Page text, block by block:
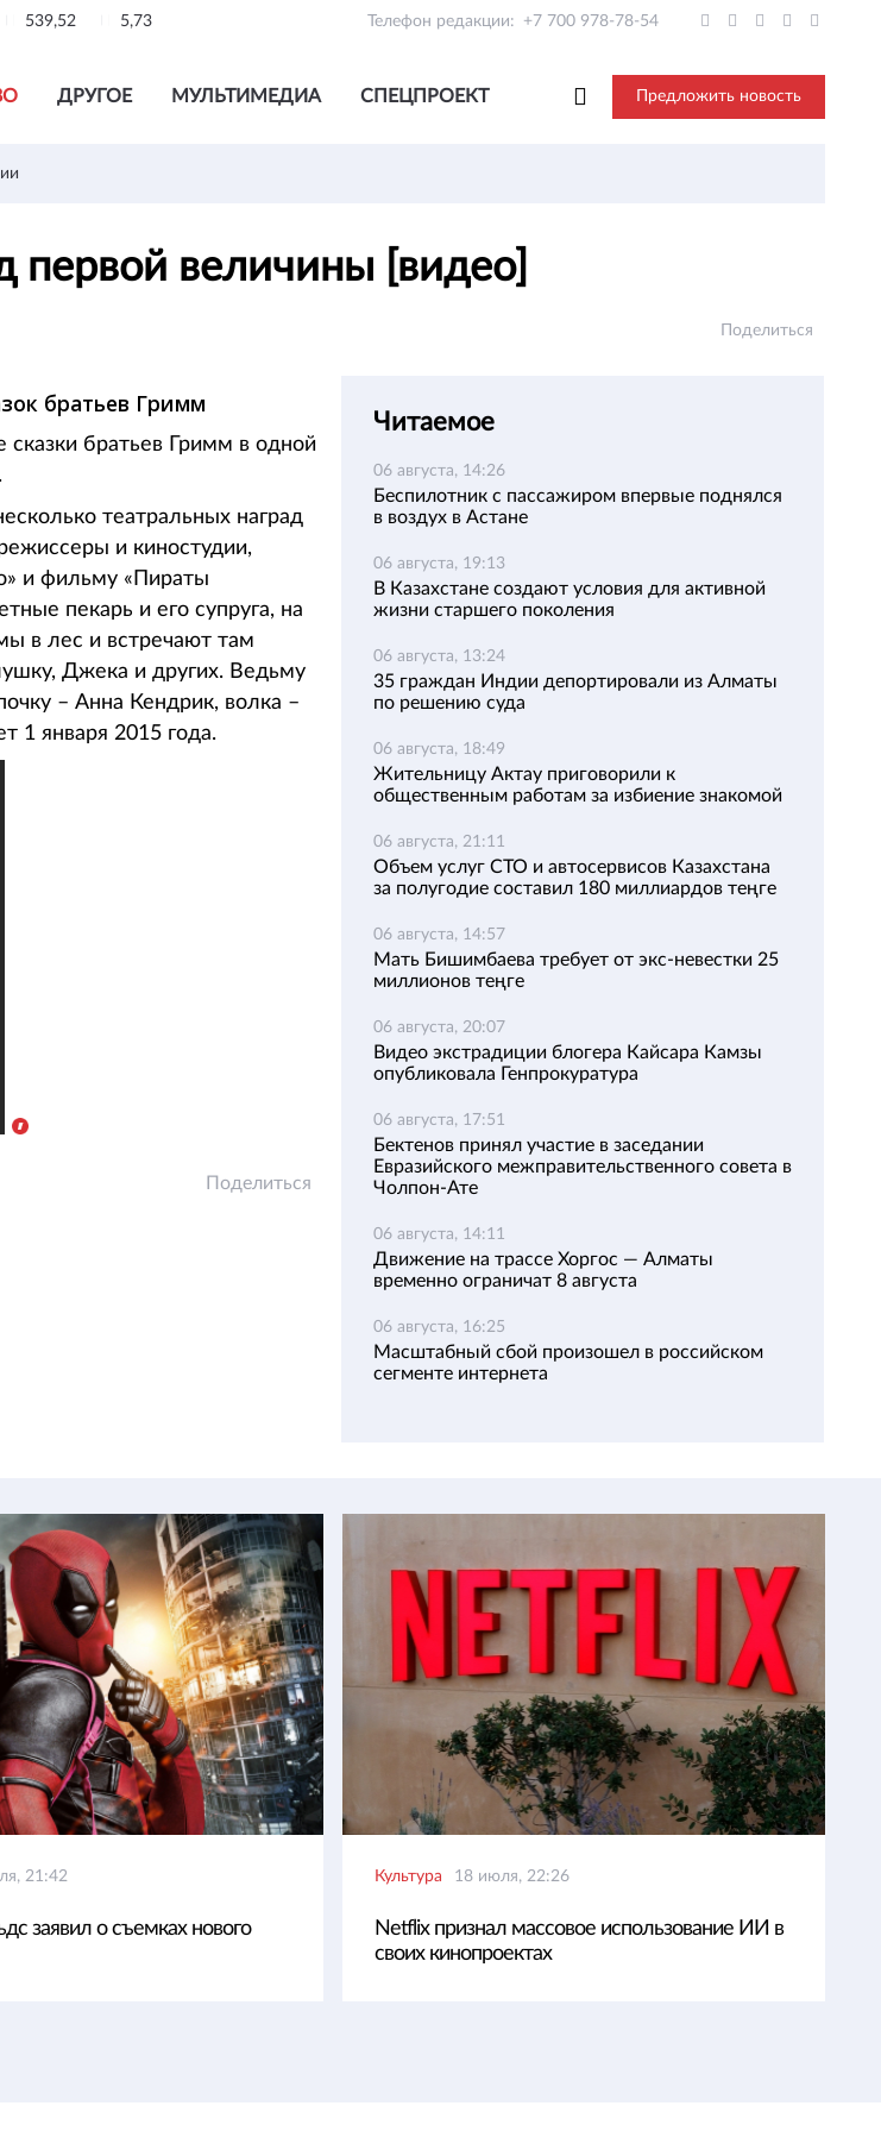
539,52 5,73 Телефон редакции: +7 700 978-78-54
ДРУГОЕ МУЛЬТИМЕДИА СПЕЦПРОЕКТ Предложить новость
первой величины [видео]
Поделиться
братьев Гримм
братьев Гримм в одной
.
театральных наград
и киностудии,
и фильму «Пираты
пекарь и его супруга, на
в лес и встречают там
Джека и других. Ведьму
– Анна Кендрик, волка –
1 января 2015 года.
Поделиться
Читаемое
06 августа, 14:26
Беспилотник с пассажиром впервые поднялся
в воздух в Астане
06 августа, 19:13
В Казахстане создают условия для активной
жизни старшего поколения
06 августа, 13:24
35 граждан Индии депортировали из Алматы
по решению суда
06 августа, 18:49
Жительницу Актау приговорили к
общественным работам за избиение знакомой
06 августа, 21:11
Объем услуг СТО и автосервисов Казахстана
за полугодие составил 180 миллиардов теңге
06 августа, 14:57
Мать Бишимбаева требует от экс-невестки 25
миллионов теңге
06 августа, 20:07
Видео экстрадиции блогера Кайсара Камзы
опубликовала Генпрокуратура
06 августа, 17:51
Бектенов принял участие в заседании
Евразийского межправительственного совета в
Чолпон-Ате
06 августа, 14:11
Движение на трассе Хоргос — Алматы
временно ограничат 8 августа
06 августа, 16:25
Масштабный сбой произошел в российском
сегменте интернета
21:42
заявил о съемках нового
Культура 18 июля, 22:26
Netflix признал массовое использование ИИ в
своих кинопроектах